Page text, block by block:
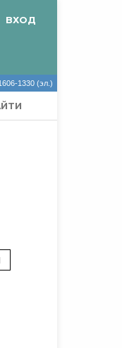
1330 (эл.)
ВХОД